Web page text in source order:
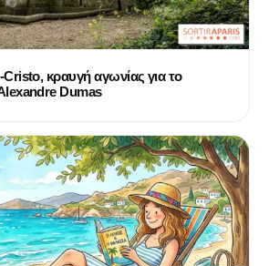
κραυγή αγωνίας για το
Dumas